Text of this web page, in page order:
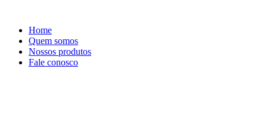
conteúdo
Home
Quem somos
Nossos produtos
Fale conosco